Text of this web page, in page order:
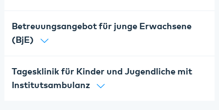
Betreuungsangebot für junge Erwachsene
(BjE)
Tagesklinik für Kinder und Jugendliche mit
Institutsambulanz